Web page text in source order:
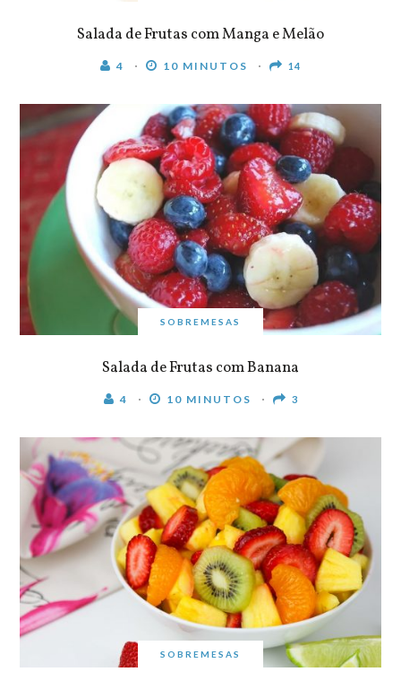
Salada de Frutas com Manga e Melão
4 10 MINUTOS 14
SOBREMESAS
Salada de Frutas com Banana
4 10 MINUTOS 3
SOBREMESAS